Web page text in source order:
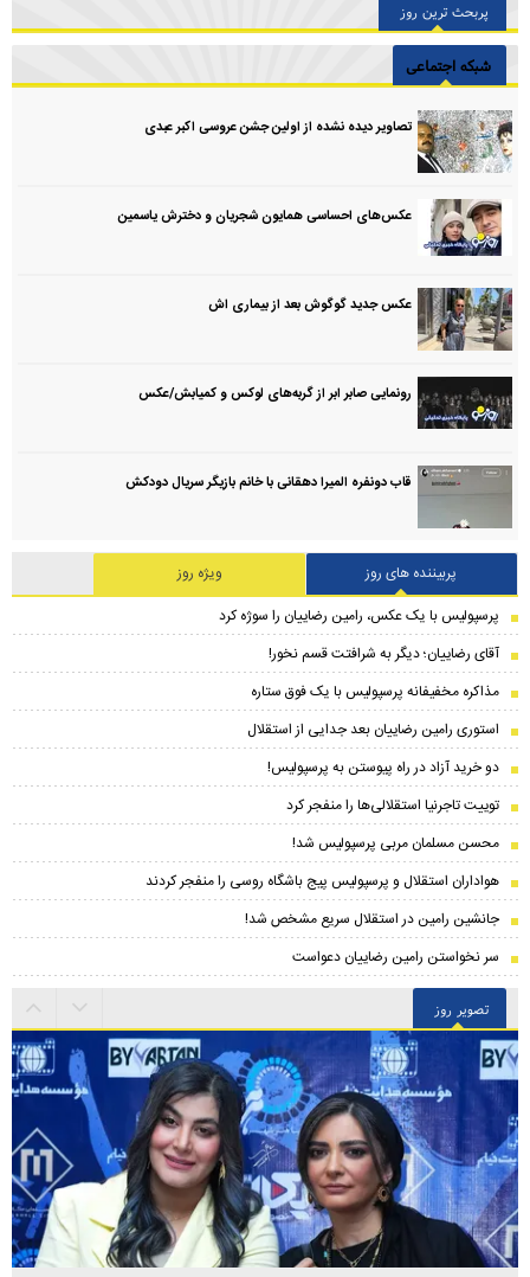
پربحث ترین روز
شبکه اجتماعی
تصاویر دیده نشده از اولین جشن عروسی اکبر عبدی
عکس‌های احساسی همایون شجریان و دخترش یاسمین
عکس جدید گوگوش بعد از بیماری اش
رونمایی صابر ابر از گربه‌های لوکس و کمیابش/عکس
قاب دونفره المیرا دهقانی با خانم بازیگر سریال دودکش
پربیننده های روز
ویژه روز
پرسپولیس با یک عکس، رامین رضاییان را سوژه کرد
آقای رضاییان؛ دیگر به شرافتت قسم نخور!
مذاکره مخفیفانه پرسپولیس با یک فوق ستاره
استوری رامین رضاییان بعد جدایی از استقلال
دو خرید آزاد در راه پیوستن به پرسپولیس!
توییت تاجرنیا استقلالی‌ها را منفجر کرد
محسن مسلمان مربی پرسپولیس شد!
هواداران استقلال و پرسپولیس پیج باشگاه روسی را منفجر کردند
جانشین رامین در استقلال سریع مشخص شد!
سر نخواستن رامین رضاییان دعواست
تصویر روز